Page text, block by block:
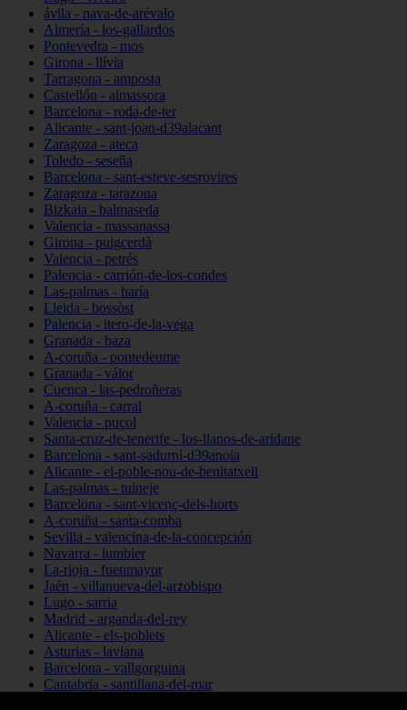
ávila - nava-de-arévalo
Almería - los-gallardos
Pontevedra - mos
Girona - llívia
Tarragona - amposta
Castellón - almassora
Barcelona - roda-de-ter
Alicante - sant-joan-d39alacant
Zaragoza - ateca
Toledo - seseña
Barcelona - sant-esteve-sesrovires
Zaragoza - tarazona
Bizkaia - balmaseda
Valencia - massanassa
Girona - puigcerdà
Valencia - petrés
Palencia - carrión-de-los-condes
Las-palmas - haría
Lleida - bossòst
Palencia - itero-de-la-vega
Granada - baza
A-coruña - pontedeume
Granada - válor
Cuenca - las-pedroñeras
A-coruña - carral
Valencia - puçol
Santa-cruz-de-tenerife - los-llanos-de-aridane
Barcelona - sant-sadurní-d39anoia
Alicante - el-poble-nou-de-benitatxell
Las-palmas - tuineje
Barcelona - sant-vicenç-dels-horts
A-coruña - santa-comba
Sevilla - valencina-de-la-concepción
Navarra - lumbier
La-rioja - fuenmayor
Jaén - villanueva-del-arzobispo
Lugo - sarria
Madrid - arganda-del-rey
Alicante - els-poblets
Asturias - laviana
Barcelona - vallgorguina
Cantabria - santillana-del-mar